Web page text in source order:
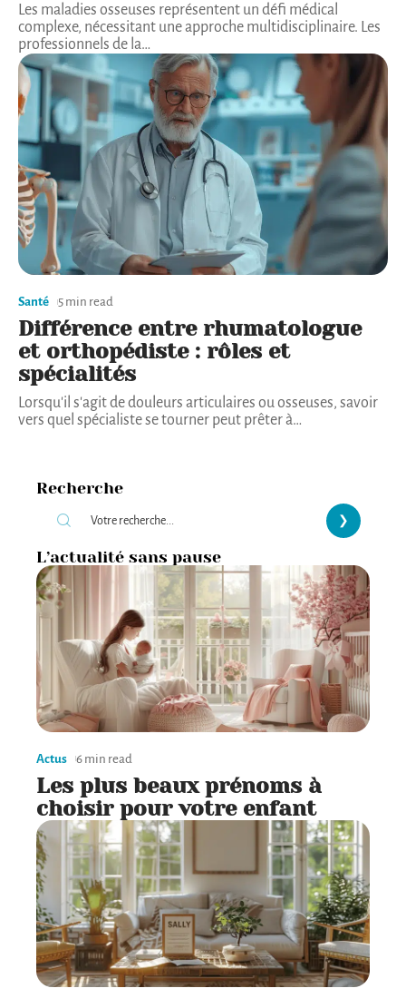
Les maladies osseuses représentent un défi médical
complexe, nécessitant une approche multidisciplinaire. Les
professionnels de la…
Santé 5 min read
Différence entre rhumatologue
et orthopédiste : rôles et
spécialités
Lorsqu'il s'agit de douleurs articulaires ou osseuses, savoir
vers quel spécialiste se tourner peut prêter à…
Recherche
L’actualité sans pause
Actus 6 min read
Les plus beaux prénoms à
choisir pour votre enfant